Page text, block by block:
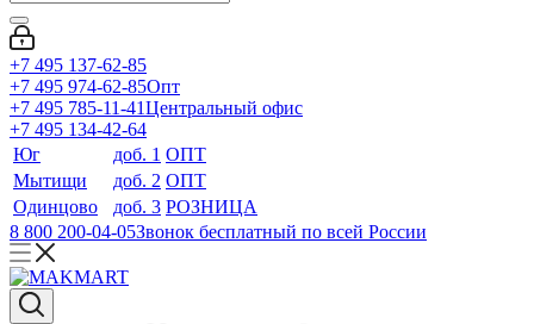
+7 495 137-62-85
+7 495 974-62-85Опт
+7 495 785-11-41Центральный офис
+7 495 134-42-64
Юг
доб. 1 ОПТ
Мытищи
доб. 2 ОПТ
Одинцово
доб. 3 РОЗНИЦА
8 800 200-04-05Звонок бесплатный по всей России